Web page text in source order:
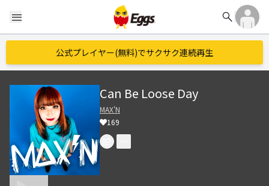
menu search
公式プレイヤー(無料)でサクサク連続再生
Can Be Loose Day
MAX'N
169